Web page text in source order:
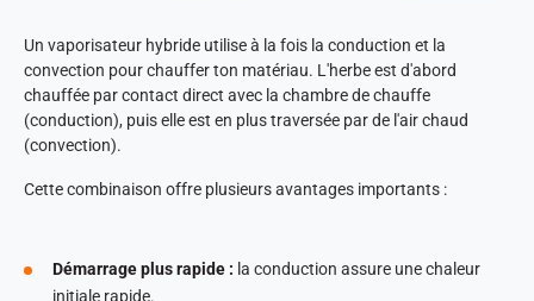
Un vaporisateur hybride utilise à la fois la conduction et la
convection pour chauffer ton matériau. L'herbe est d'abord
chauffée par contact direct avec la chambre de chauffe
(conduction), puis elle est en plus traversée par de l'air chaud
(convection).
Cette combinaison offre plusieurs avantages importants :
Démarrage plus rapide : la conduction assure une chaleur
initiale rapide.